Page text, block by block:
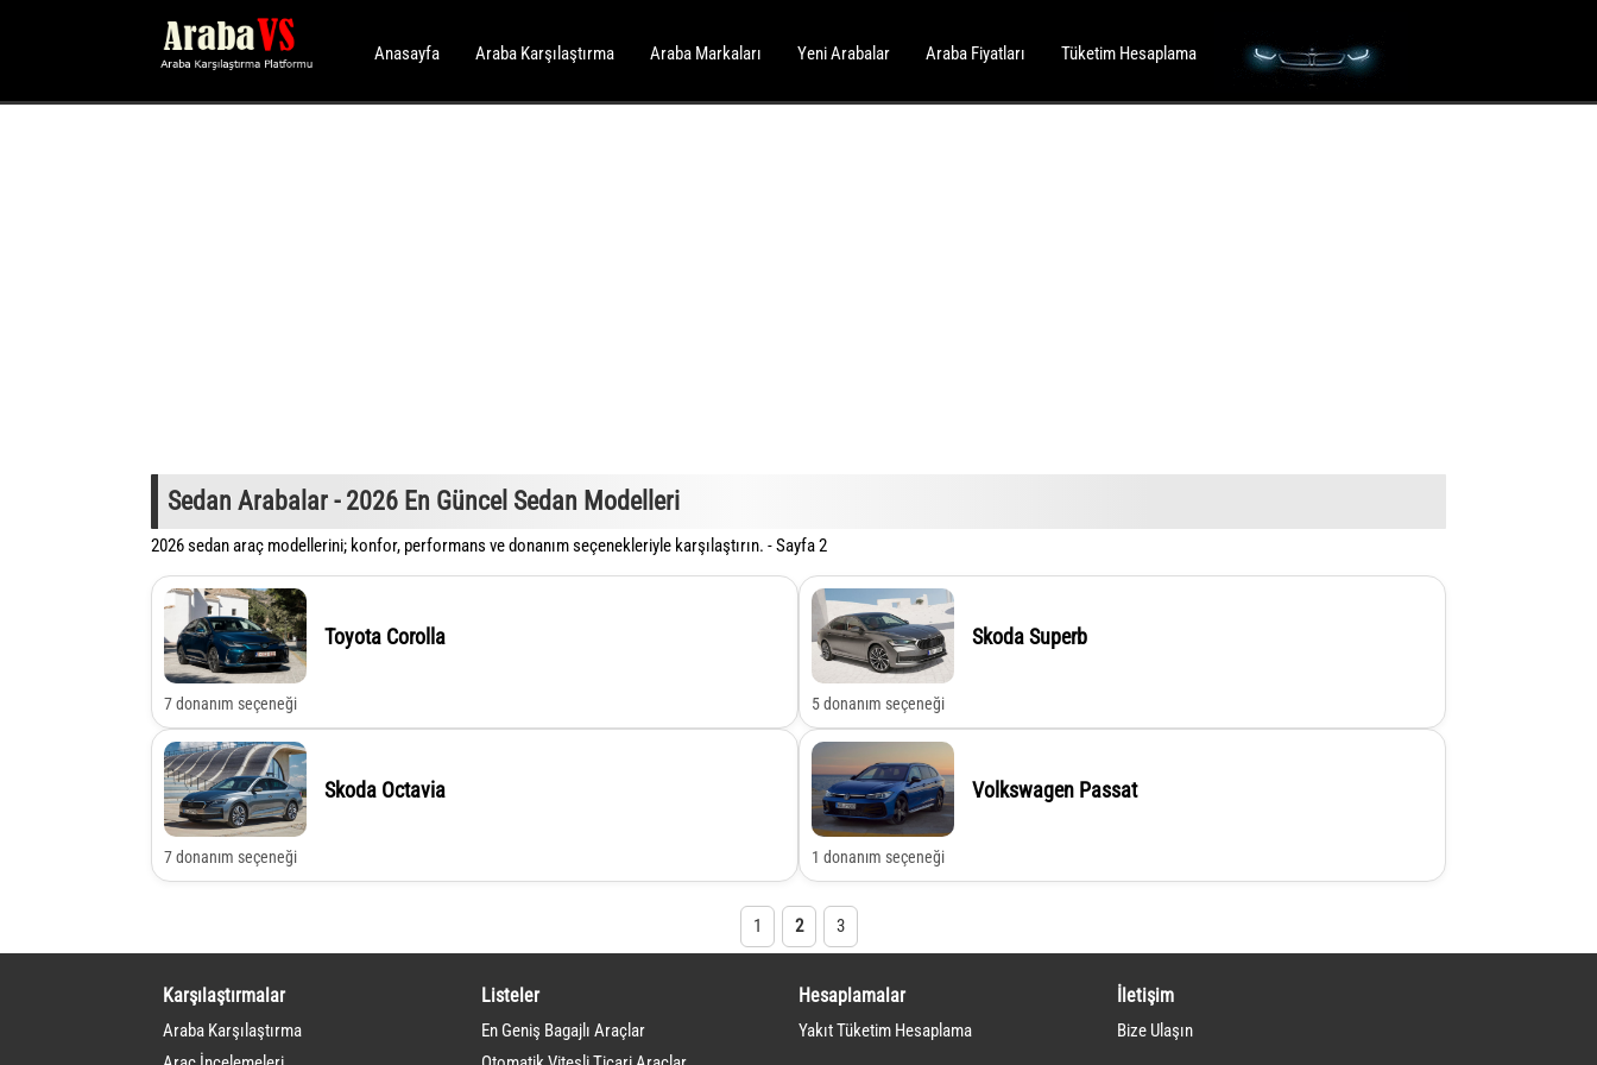
Anasayfa Araba Karşılaştırma Araba Markaları Yeni Arabalar Araba Fiyatları Tüketim Hesaplama
Sedan Arabalar - 2026 En Güncel Sedan Modelleri
2026 sedan araç modellerini; konfor, performans ve donanım seçenekleriyle karşılaştırın. - Sayfa 2
Toyota Corolla
7 donanım seçeneği
Skoda Superb
5 donanım seçeneği
Skoda Octavia
7 donanım seçeneği
Volkswagen Passat
1 donanım seçeneği
1 2 3
Karşılaştırmalar
Araba Karşılaştırma
Listeler
En Geniş Bagajlı Araçlar
Hesaplamalar
Yakıt Tüketim Hesaplama
İletişim
Bize Ulaşın